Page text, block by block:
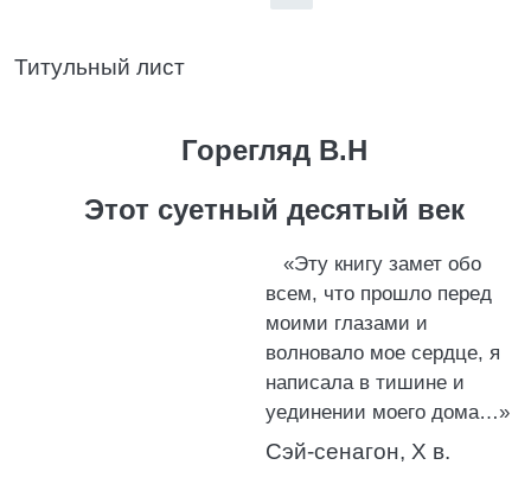
Титульный лист
Горегляд В.Н
Этот суетный десятый век
«Эту книгу замет обо
всем, что прошло перед
моими глазами и
волновало мое сердце, я
написала в тишине и
уединении моего дома…»
Сэй-сенагон, X в.